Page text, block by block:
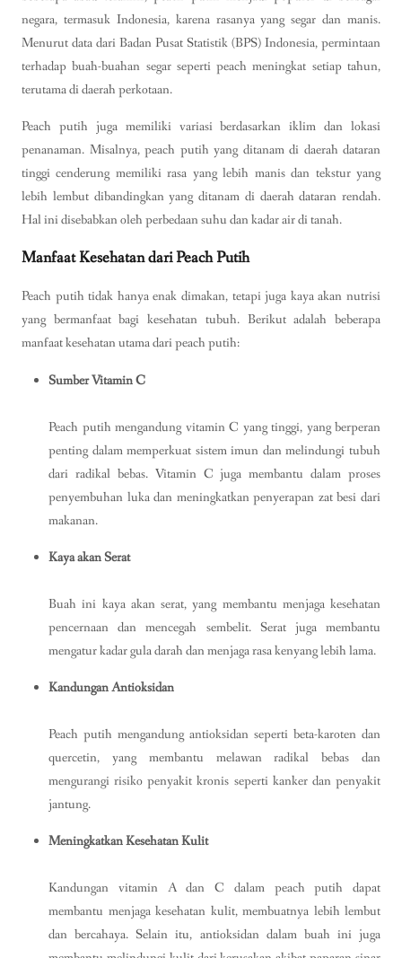
negara, termasuk Indonesia, karena rasanya yang segar dan manis.
Menurut data dari Badan Pusat Statistik (BPS) Indonesia, permintaan
terhadap buah-buahan segar seperti peach meningkat setiap tahun,
terutama di daerah perkotaan.
Peach putih juga memiliki variasi berdasarkan iklim dan lokasi
penanaman. Misalnya, peach putih yang ditanam di daerah dataran
tinggi cenderung memiliki rasa yang lebih manis dan tekstur yang
lebih lembut dibandingkan yang ditanam di daerah dataran rendah.
Hal ini disebabkan oleh perbedaan suhu dan kadar air di tanah.
Manfaat Kesehatan dari Peach Putih
Peach putih tidak hanya enak dimakan, tetapi juga kaya akan nutrisi
yang bermanfaat bagi kesehatan tubuh. Berikut adalah beberapa
manfaat kesehatan utama dari peach putih:
Sumber Vitamin C
Peach putih mengandung vitamin C yang tinggi, yang berperan
penting dalam memperkuat sistem imun dan melindungi tubuh
dari radikal bebas. Vitamin C juga membantu dalam proses
penyembuhan luka dan meningkatkan penyerapan zat besi dari
makanan.
Kaya akan Serat
Buah ini kaya akan serat, yang membantu menjaga kesehatan
pencernaan dan mencegah sembelit. Serat juga membantu
mengatur kadar gula darah dan menjaga rasa kenyang lebih lama.
Kandungan Antioksidan
Peach putih mengandung antioksidan seperti beta-karoten dan
quercetin, yang membantu melawan radikal bebas dan
mengurangi risiko penyakit kronis seperti kanker dan penyakit
jantung.
Meningkatkan Kesehatan Kulit
Kandungan vitamin A dan C dalam peach putih dapat
membantu menjaga kesehatan kulit, membuatnya lebih lembut
dan bercahaya. Selain itu, antioksidan dalam buah ini juga